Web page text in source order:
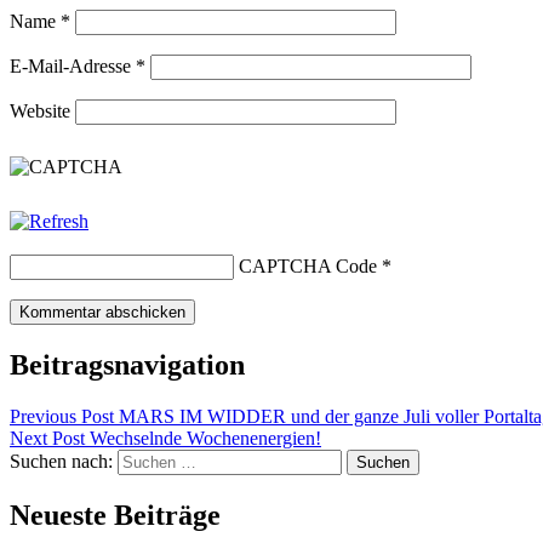
Name *
E-Mail-Adresse *
Website
CAPTCHA Code *
Beitragsnavigation
Previous Post MARS IM WIDDER und der ganze Juli voller
Next Post Wechselnde Wochenenergien!
Suchen nach:
Neueste Beiträge